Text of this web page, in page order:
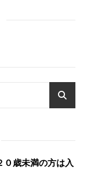
歳未満の方は入